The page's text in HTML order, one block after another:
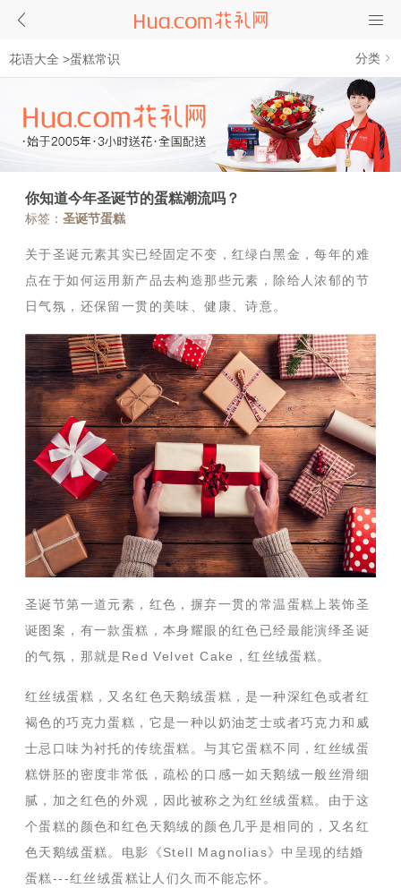
花语大全 >蛋糕常识 分类
你知道今年圣诞节的蛋糕潮流吗？
标签： 圣诞节蛋糕
关于圣诞元素其实已经固定不变，红绿白黑金，每年的难
点在于如何运用新产品去构造那些元素，除给人浓郁的节
日气氛，还保留一贯的美味、健康、诗意。
圣诞节第一道元素，红色，摒弃一贯的常温蛋糕上装饰圣
诞图案，有一款蛋糕，本身耀眼的红色已经最能演绎圣诞
的气氛，那就是Red Velvet Cake，红丝绒蛋糕。
红丝绒蛋糕，又名红色天鹅绒蛋糕，是一种深红色或者红
褐色的巧克力蛋糕，它是一种以奶油芝士或者巧克力和威
士忌口味为衬托的传统蛋糕。与其它蛋糕不同，红丝绒蛋
糕饼胚的密度非常低，疏松的口感一如天鹅绒一般丝滑细
腻，加之红色的外观，因此被称之为红丝绒蛋糕。由于这
个蛋糕的颜色和红色天鹅绒的颜色几乎是相同的，又名红
色天鹅绒蛋糕。电影《Stell Magnolias》中呈现的结婚
蛋糕---红丝绒蛋糕让人们久而不能忘怀。